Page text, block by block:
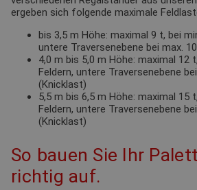
ergeben sich folgende maximale
bis 3,5 m Höhe: maximal 9 t, bei
untere Traversenebene bei max.
4,0 m bis 5,0 m Höhe: maximal 12
Feldern, untere Traversenebene
(Knicklast)
5,5 m bis 6,5 m Höhe: maximal 15
Feldern, untere Traversenebene
(Knicklast)
So bauen Sie Ihr
richtig auf.